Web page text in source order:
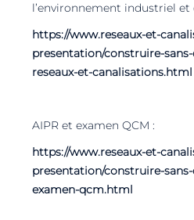
l’environnement industriel et
https://www.reseaux-et-
presentation/construire-
reseaux-et-canalisations.html
AIPR et examen QCM :
https://www.reseaux-et-
presentation/construire-
examen-qcm.html